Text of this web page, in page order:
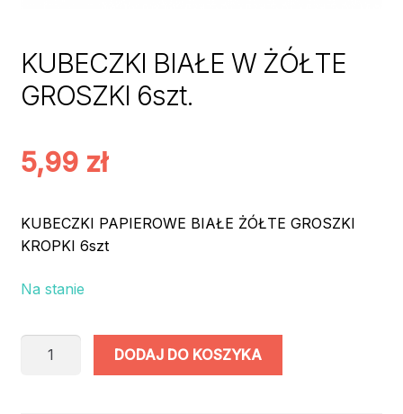
KUBECZKI BIAŁE W ŻÓŁTE
GROSZKI 6szt.
5,99 zł
KUBECZKI PAPIEROWE BIAŁE ŻÓŁTE GROSZKI
KROPKI 6szt
Na stanie
ilość
DODAJ DO KOSZYKA